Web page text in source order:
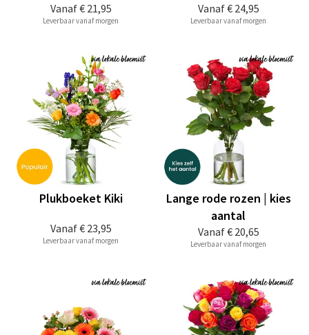
Vanaf€ 21,95
Leverbaar vanaf morgen
Vanaf€ 24,95
Leverbaar vanaf morgen
Vanaf€ 23,95
Plukboeket Kiki
Leverbaar vanaf morgen
Vanaf€ 20,65
Lange rode rozen | kies
aantal
Leverbaar vanaf morgen